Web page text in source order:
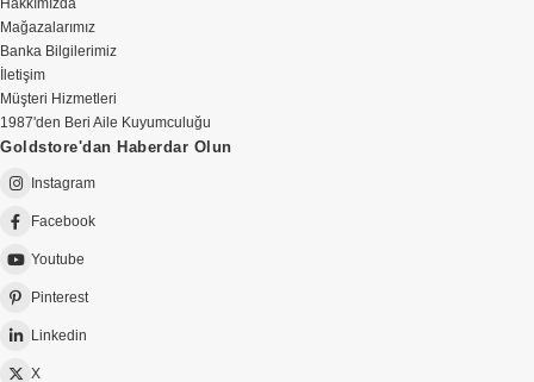
Hakkımızda
Mağazalarımız
Banka Bilgilerimiz
İletişim
Müşteri Hizmetleri
1987'den Beri Aile Kuyumculuğu
Goldstore'dan Haberdar Olun
Instagram
Facebook
Youtube
Pinterest
Linkedin
X